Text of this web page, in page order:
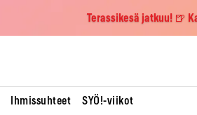
Terassikesä jatkuu! 🍺
Ihmissuhteet SYÖ!-viikot